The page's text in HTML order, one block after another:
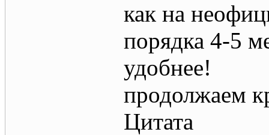
как на
порядка 4-5
удобнее!
продолжаем
Цитата